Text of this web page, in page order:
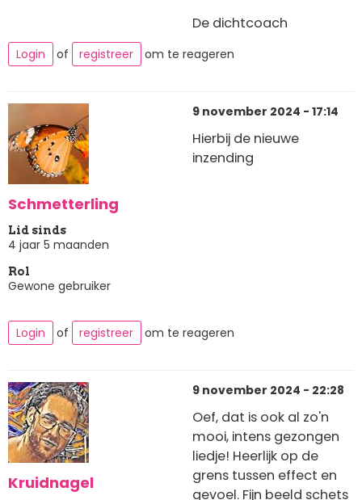
De dichtcoach
Login of registreer om te reageren
Schmetterling
Lid sinds
4 jaar 5 maanden
Rol
Gewone gebruiker
9 november 2024 - 17:14
Hierbij de nieuwe
inzending
Login of registreer om te reageren
Kruidnagel
9 november 2024 - 22:28
Oef, dat is ook al zo'n
mooi, intens gezongen
liedje! Heerlijk op de
grens tussen effect en
gevoel. Fijn beeld schets